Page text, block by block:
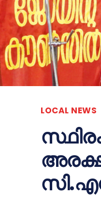
LOCAL NEWS